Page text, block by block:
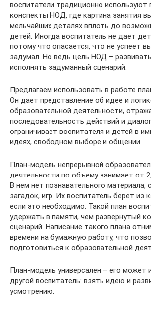
воспитатели традиционно используют
конспекты НОД, где картина занятия
мельчайших деталях вплоть до
детей. Иногда воспитатель не дает
потому что опасается, что не успеет
задумал. Но ведь цель НОД –
исполнять задуманный сценарий.
Предлагаем использовать в работе
Он дает представление об идее и
образовательной деятельности,
последовательность действий и
ограничивает воспитателя и детей в
идеях, свободном выборе и общении.
План-модель непрерывной
деятельности по объему занимает от
В нем нет познавательного материала,
загадок, игр. Их воспитатель берет из
если это необходимо. Такой план
удержать в памяти, чем развернутый
сценарий. Написание такого плана
времени на бумажную работу, что
подготовиться к образовательной
План-модель универсален – его может
другой воспитатель: взять идею и
усмотрению.